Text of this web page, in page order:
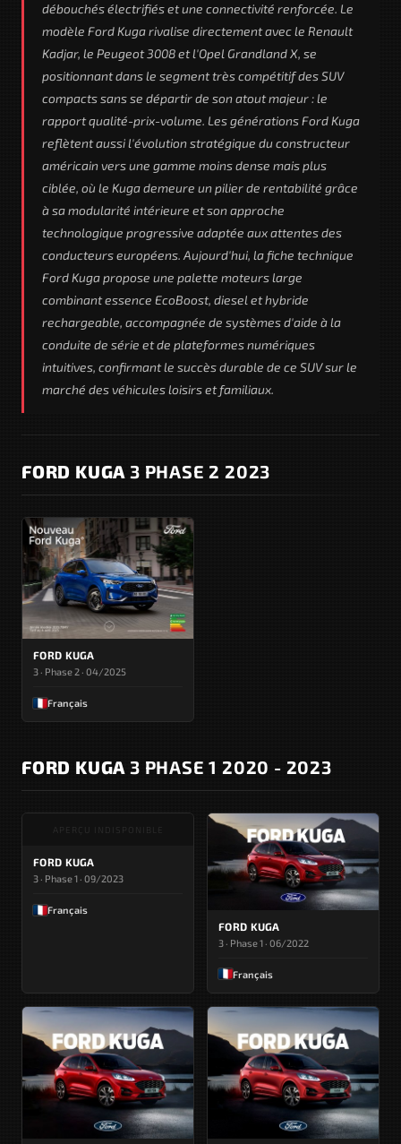
débouchés électrifiés et une connectivité renforcée. Le
modèle Ford Kuga rivalise directement avec le Renault
Kadjar, le Peugeot 3008 et l'Opel Grandland X, se
positionnant dans le segment très compétitif des SUV
compacts sans se départir de son atout majeur : le
rapport qualité-prix-volume. Les générations Ford Kuga
reflètent aussi l'évolution stratégique du constructeur
américain vers une gamme moins dense mais plus
ciblée, où le Kuga demeure un pilier de rentabilité grâce
à sa modularité intérieure et son approche
technologique progressive adaptée aux attentes des
conducteurs européens. Aujourd'hui, la fiche technique
Ford Kuga propose une palette moteurs large
combinant essence EcoBoost, diesel et hybride
rechargeable, accompagnée de systèmes d'aide à la
conduite de série et de plateformes numériques
intuitives, confirmant le succès durable de ce SUV sur le
marché des véhicules loisirs et familiaux.
FORD KUGA 3 PHASE 2 2023
FORD KUGA
3 · Phase 2 · 04/2025
Français
FORD KUGA 3 PHASE 1 2020 - 2023
APERÇU INDISPONIBLE
FORD KUGA
3 · Phase 1 · 09/2023
Français
FORD KUGA
3 · Phase 1 · 06/2022
Français